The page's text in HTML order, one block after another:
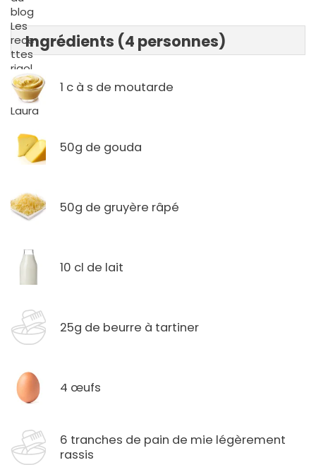
Ingrédients (4 personnes)
1 c à s de moutarde
50g de gouda
50g de gruyère râpé
10 cl de lait
25g de beurre à tartiner
4 œufs
6 tranches de pain de mie légèrement
rassis